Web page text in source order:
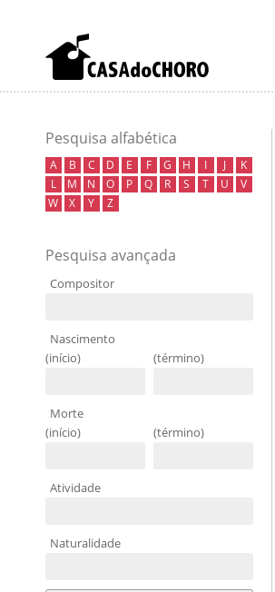
Pesquisa alfabética
A B C D E F G H I J
K
L
M N O P Q R S T U
V
W
X Y Z
Pesquisa avançada
Compositor
Nascimento
(início)
(término)
Morte
(início)
(término)
Atividade
Naturalidade